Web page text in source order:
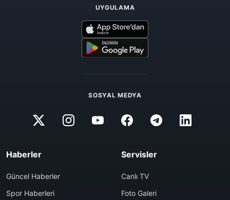
UYGULAMA
SOSYAL MEDYA
Haberler
Güncel Haberler
Spor Haberleri
Servisler
Canlı TV
Foto Galeri